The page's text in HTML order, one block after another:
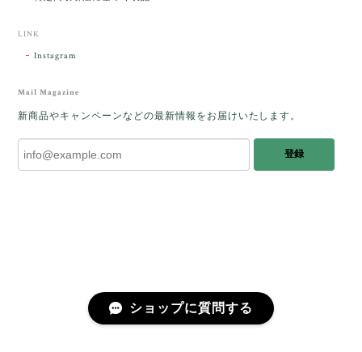
した。
をあたたかく迎え入れてくださり とても嬉
しく思います。 この石のふわりとした光を
ランパサラン」でした。これからはT様の
傍で そっと見守ってくれるのではないかな
2025/10/03
LINK
Instagram
Mail Magazine
新商品やキャンペーンなどの最新情報をお届けいたします。
登録
ショップに質問する